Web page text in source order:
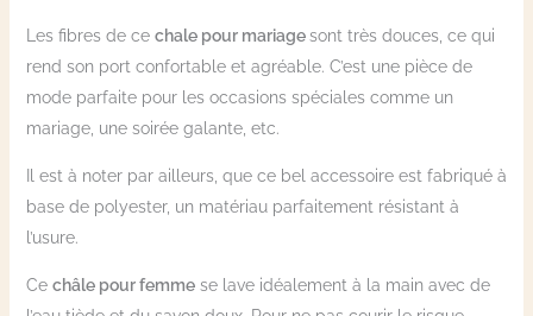
Les fibres de ce chale pour mariagesont très douces, ce qui
rend son port confortable et agréable. C’est une pièce de
mode parfaite pour les occasions spéciales comme un
mariage, une soirée galante, etc.
Il est à noter par ailleurs, que ce bel accessoire est fabriqué à
base de polyester, un matériau parfaitement résistant à
l’usure.
Ce châle pour femmese lave idéalement à la main avec de